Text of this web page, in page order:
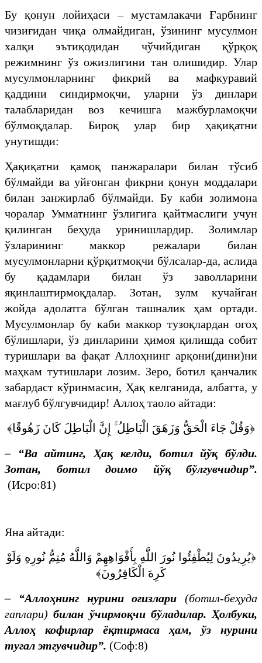
Бу қонун лойиҳаси – мустамлакачи Ғарбнинг
чизиғидан чиқа олмайдиган, ўзининг мусулмон
халқи эътиқодидан чўчийдиган қўрқоқ
режимнинг ўз ожизлигини тан олишидир. Улар
мусулмонларнинг фикрий ва мафкуравий
қаддини синдирмоқчи, уларни ўз динлари
талабларидан воз кечишга мажбурламоқчи
бўлмоқдалар. Бироқ улар бир ҳақиқатни
унутишди:
Ҳақиқатни қамоқ панжаралари билан тўсиб
бўлмайди ва уйғонган фикрни қонун моддалари
билан занжирлаб бўлмайди. Бу каби золимона
чоралар Умматнинг ўзлигига қайтмаслиги учун
қилинган беҳуда уринишлардир. Золимлар
ўзларининг маккор режалари билан
мусулмонларни қўрқитмоқчи бўлсалар-да, аслида
бу қадамлари билан ўз заволларини
яқинлаштирмоқдалар. Зотан, зулм кучайган
жойда адолатга бўлган ташналик ҳам ортади.
Мусулмонлар бу каби маккор тузоқлардан огоҳ
бўлишлари, ўз динларини ҳимоя қилишда собит
туришлари ва фақат Аллоҳнинг арқони(дини)ни
маҳкам тутишлари лозим. Зеро, ботил қанчалик
забардаст кўринмасин, Ҳақ келганида, албатта, у
мағлуб бўлгувчидир! Аллоҳ таоло айтади:
﴿وَقُلْ جَاءَ الْحَقُّ وَزَهَقَ الْبَاطِلُ ۚ إِنَّ الْبَاطِلَ كَانَ زَهُوقًا﴾
– “Ваайтинг, Ҳақ келди, ботил йўқ бўлди.
Зотан, ботил доимо йўқ
бўлгувчидир”.
(Исро:81)
Яна айтади:
﴿يُرِيدُونَ لِيُطْفِئُوا نُورَ اللَّهِ بِأَفْوَاهِهِمْ وَاللَّهُ مُتِمُّ نُورِهِ وَلَوْ
كَرِهَ الْكَافِرُونَ﴾
–
“Аллоҳнинг нуриниоғизлари (ботил-беҳуда
гаплари)билан ўчирмоқчи бўладилар. Ҳолбуки,
Аллоҳ кофирлар ёқтирмаса ҳам, ўз нурини
тугал этгувчидир”. (Соф:8)